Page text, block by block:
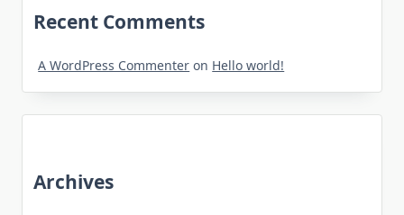
Recent Comments
A WordPress Commenter on Hello world!
Archives